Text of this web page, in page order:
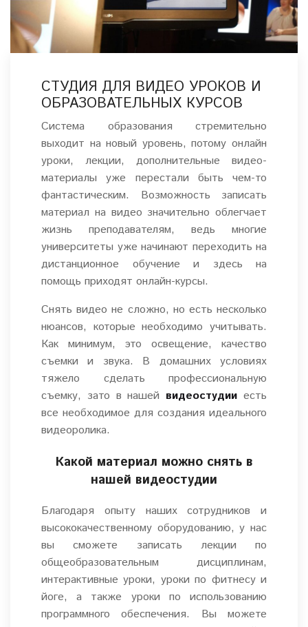
СТУДИЯ ДЛЯ ВИДЕО УРОКОВ И
ОБРАЗОВАТЕЛЬНЫХ КУРСОВ
Система образования стремительно
выходит на новый уровень, потому онлайн
уроки, лекции, дополнительные видео-
материалы уже перестали быть чем-то
фантастическим. Возможность записать
материал на видео значительно облегчает
жизнь преподавателям, ведь многие
университеты уже начинают переходить на
дистанционное обучение и здесь на
помощь приходят онлайн-курсы.
Снять видео не сложно, но есть несколько
нюансов, которые необходимо учитывать.
Как минимум, это освещение, качество
съемки и звука. В домашних условиях
тяжело сделать профессиональную
съемку, зато в нашей видеостудии есть
все необходимое для создания идеального
видеоролика.
Какой материал можно снять в
нашей видеостудии
Благодаря опыту наших сотрудников и
высококачественному оборудованию, у нас
вы сможете записать лекции по
общеобразовательным дисциплинам,
интерактивные уроки, уроки по фитнесу и
йоге, а также уроки по использованию
программного обеспечения. Вы можете